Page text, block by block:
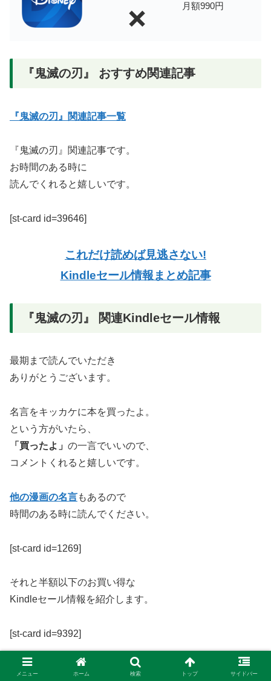
❌
月額990円
『鬼滅の刃』 おすすめ関連記事
『鬼滅の刃』関連記事一覧
『鬼滅の刃』関連記事です。
お時間のある時に
読んでくれると嬉しいです。
[st-card id=39646]
これだけ読めば見逃さない!
Kindleセール情報まとめ記事
『鬼滅の刃』 関連Kindleセール情報
最期まで読んでいただき
ありがとうございます。
名言をキッカケに本を買ったよ。
という方がいたら、
「買ったよ」 の一言でいいので、
コメントくれると嬉しいです。
他の漫画の名言もあるので
時間のある時に読んでください。
[st-card id=1269]
それと半額以下のお買い得な
Kindleセール情報を紹介します。
[st-card id=9392]
[st-card id=10652]
メニュー ホーム 検索 トップ サイドバー